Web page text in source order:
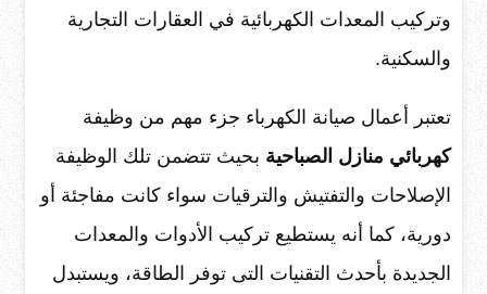
وتركيب المعدات الكهربائية في العقارات التجارية
والسكنية.
تعتبر أعمال صيانة الكهرباء جزء مهم من وظيفة
كهربائي منازل الصباحية بحيث تتضمن تلك الوظيفة
الإصلاحات والتفتيش والترقيات سواء كانت مفاجئة أو
دورية، كما أنه يستطيع تركيب الأدوات والمعدات
الجديدة بأحدث التقنيات التى توفر الطاقة، ويستبدل